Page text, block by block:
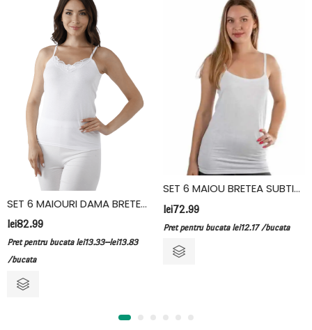
SET 6 MAIOURI DAMA BRETEA SUBTIRE, BUMBAC, FIDAN, ALB
lei82.99
Pret pentru bucata lei13.33–lei13.83
/bucata
SET 6 MAIOU BRETEA SUBTIRE, BUMBAC, FIDAN, ALB
lei72.99
Pret pentru bucata lei12.17 /bucata